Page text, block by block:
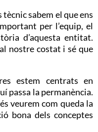
tècnic sabem el que ens
per l’equip, el
d’aquesta entitat.
nostre costat i sé que
estem centrats en
passa la permanència.
veurem com queda la
bona dels conceptes